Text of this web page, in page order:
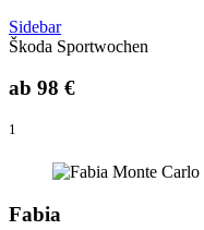
Sidebar
Škoda Sportwochen
ab 98 €
1
Fabia